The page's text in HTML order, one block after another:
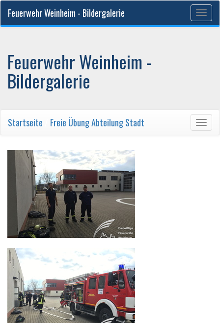
Feuerwehr Weinheim - Bildergalerie
Feuerwehr Weinheim -
Bildergalerie
Startseite Freie Übung Abteilung Stadt